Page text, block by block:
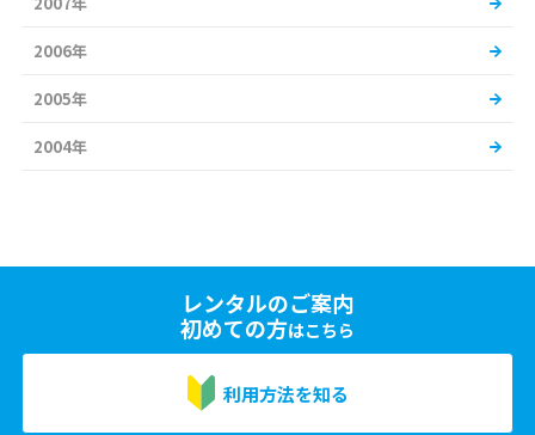
2006年
2005年
2004年
レンタルのご案内
初めての方はこちら
利用方法を知る